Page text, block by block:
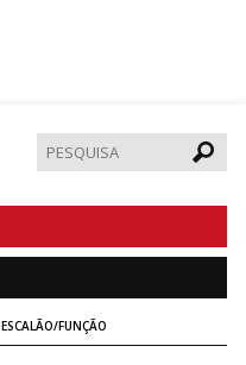
ESCALÃO/FUNÇÃO